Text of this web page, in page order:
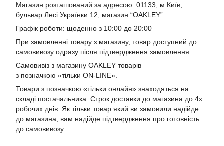
Магазин розташований за адресою: 01133, м.Київ,
бульвар Лесі Українки 12, магазин “OAKLEY”
Графік роботи: щоденно з 10:00 до 20:00
При замовленні товару з магазину, товар доступний до
самовивозу одразу після підтвердження замовлення.
Самовивіз з магазину OAKLEY товарів
з позначкою «тільки ON-LINE».
Товари з позначкою «тільки онлайн» знаходяться на
складі постачальника. Строк доставки до магазина до 4х
робочих днів. Як тільки товар який ви замовили надійде
до магазина, вам надійде підтвердження про готовність
до самовивозу